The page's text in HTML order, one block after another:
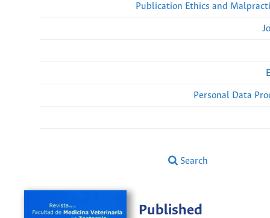
Publication Ethics and
Personal Data
Search
Published